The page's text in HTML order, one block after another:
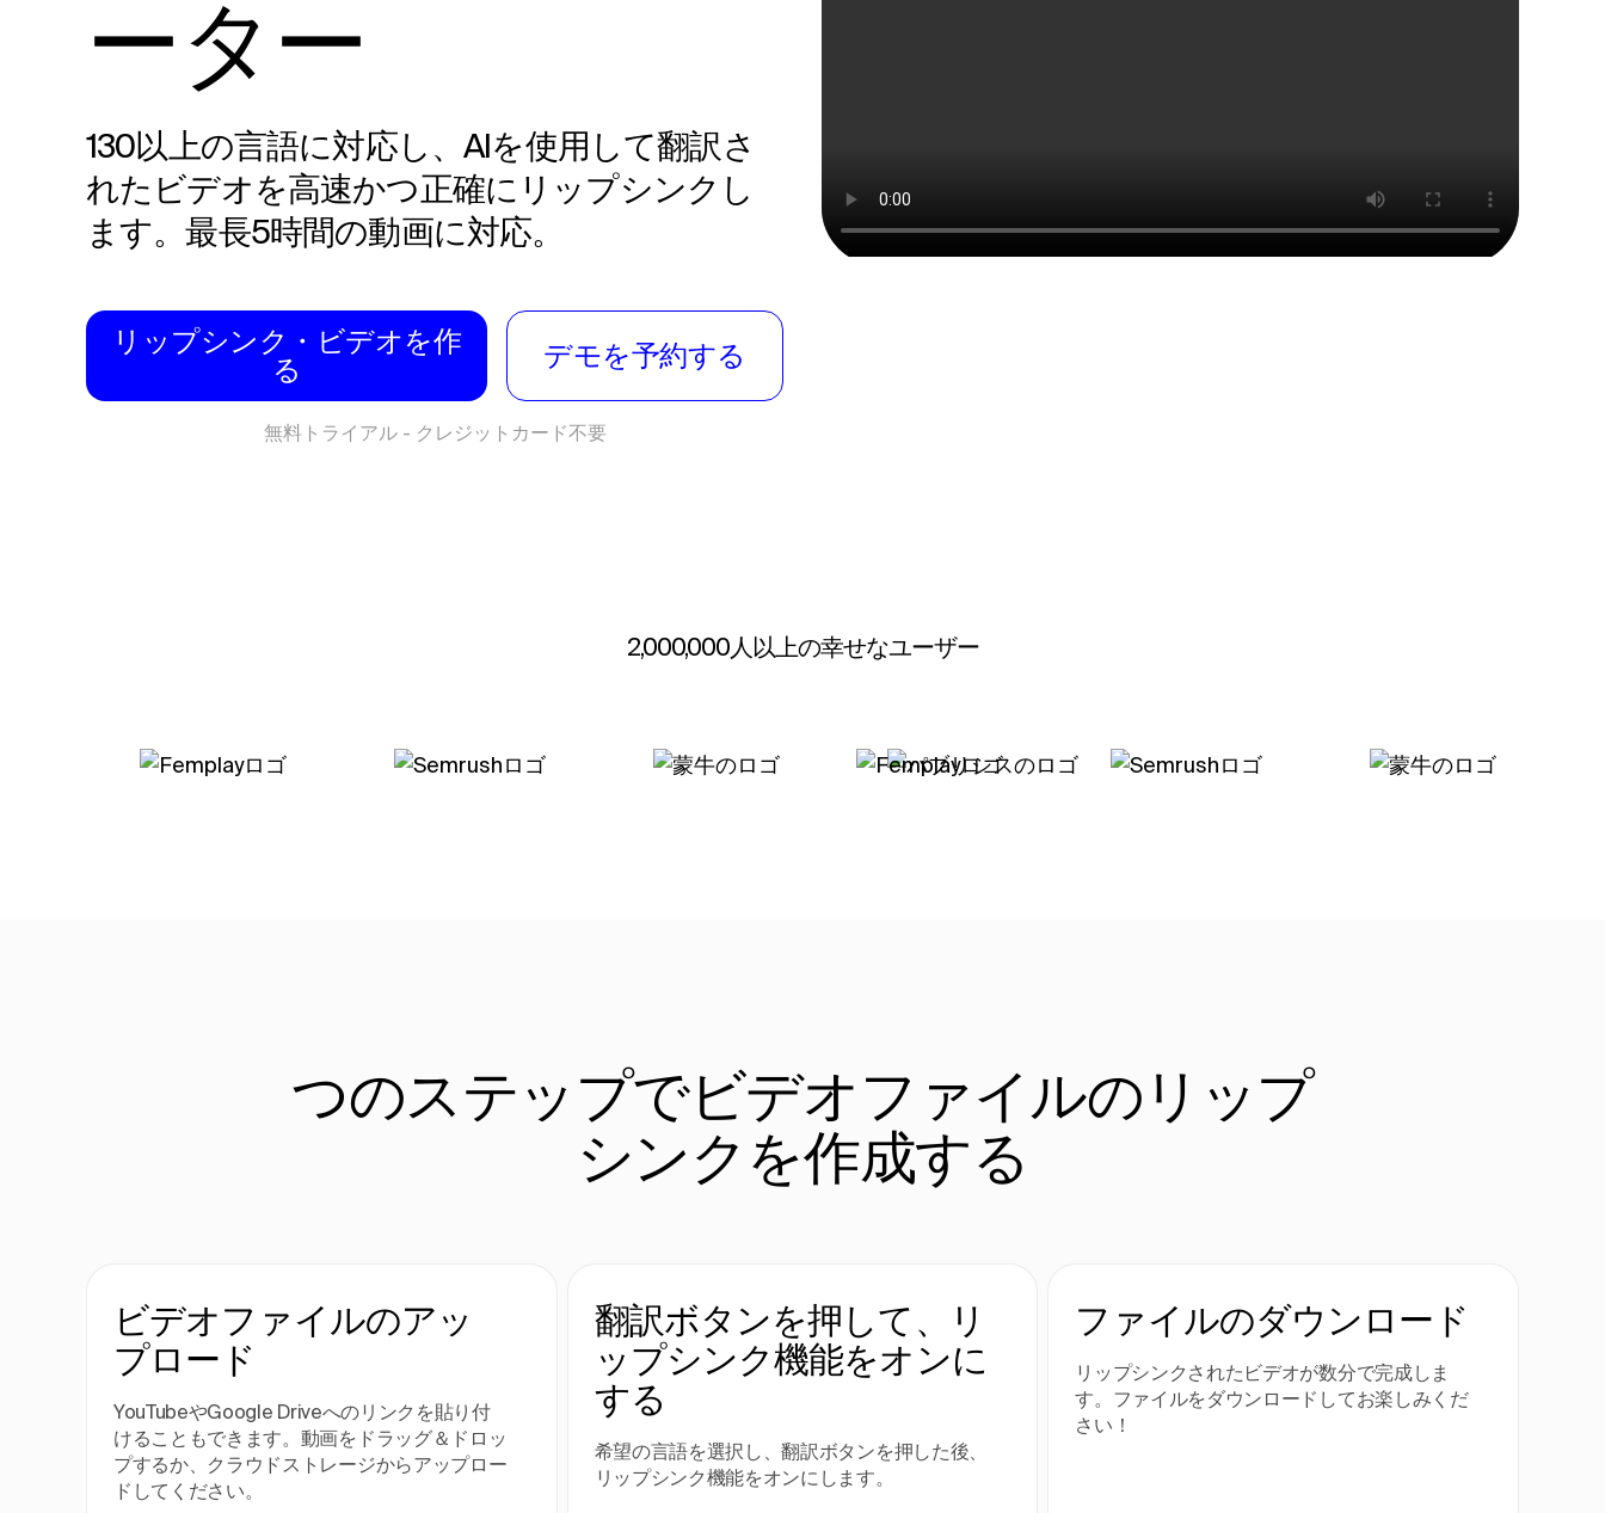
ーター
130以上の言語に対応し、AIを使用して翻訳さ
れたビデオを高速かつ正確にリップシンクし
ます。最長5時間の動画に対応。
リップシンク・ビデオを作
る
デモを予約する
無料トライアル - クレジットカード不要
2,000,000人以上の幸せなユーザー
つのステップでビデオファイルのリップ
シンクを作成する
ビデオファイルのアッ
プロード
YouTubeやGoogle Driveへのリンクを貼り付
けることもできます。動画をドラッグ＆ドロッ
プするか、クラウドストレージからアップロー
ドしてください。
翻訳ボタンを押して、リ
ップシンク機能をオンに
する
希望の言語を選択し、翻訳ボタンを押した後、
リップシンク機能をオンにします。
ファイルのダウンロード
リップシンクされたビデオが数分で完成しま
す。ファイルをダウンロードしてお楽しみくだ
さい！